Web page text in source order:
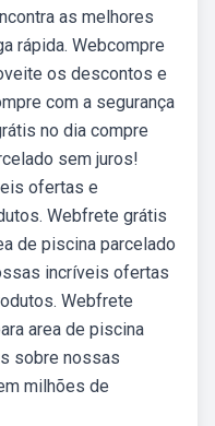
as melhores
rápida. Webcompre
os descontos e
com a segurança
no dia compre
sem juros!
ofertas e
Webfrete grátis
de piscina parcelado
incríveis ofertas
Webfrete
area de piscina
sobre nossas
milhões de